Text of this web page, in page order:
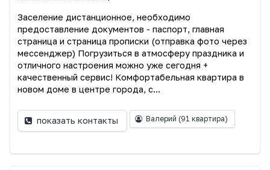
Заселение дистанционное, необходимо
предоставление документов - паспорт, главная
страница и страница прописки (отправка фото через
мессенджер) Погрузиться в атмосферу праздника и
отличного настроения можно уже сегодня +
качественный сервис! Комфортабельная квартира в
новом доме в центре города, с...
показать контакты Валерий (91 квартира)